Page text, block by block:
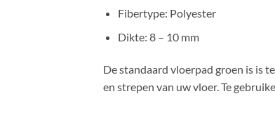
Fibertype: Polyester
Dikte: 8 – 10 mm
De standaard vloerpad groen is is
en strepen van uw vloer. Te